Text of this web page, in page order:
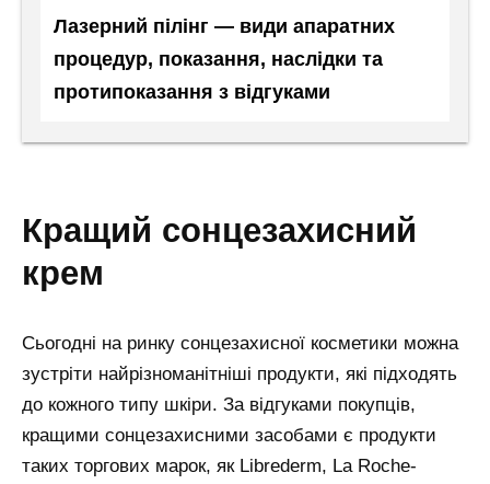
Лазерний пілінг — види апаратних
процедур, показання, наслідки та
протипоказання з відгуками
кращий сонцезахисний
крем
Сьогодні на ринку сонцезахисної косметики можна
зустріти найрізноманітніші продукти, які підходять
до кожного типу шкіри. За відгуками покупців,
кращими сонцезахисними засобами є продукти
таких торгових марок, як Librederm, La Roche-